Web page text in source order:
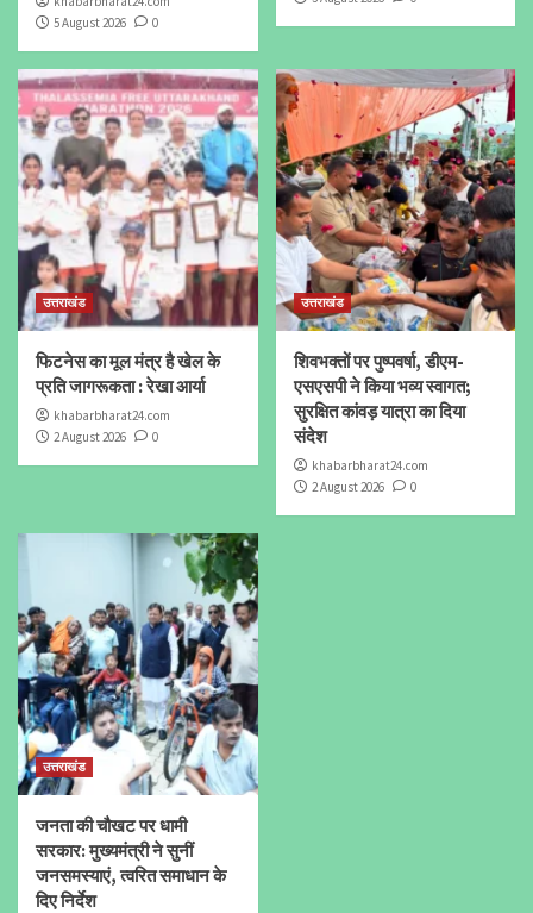
5 August 2026
0
उत्तराखंड
फिटनेस का मूल मंत्र है खेल के
प्रति जागरूकता : रेखा आर्या
khabarbharat24.com
2 August 2026
0
उत्तराखंड
शिवभक्तों पर पुष्पवर्षा, डीएम-
एसएसपी ने किया भव्य स्वागत;
सुरक्षित कांवड़ यात्रा का दिया
संदेश
khabarbharat24.com
2 August 2026
0
उत्तराखंड
जनता की चौखट पर धामी
सरकार: मुख्यमंत्री ने सुनीं
जनसमस्याएं, त्वरित समाधान के
दिए निर्देश